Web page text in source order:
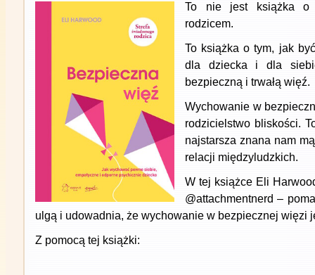
To nie jest książka o
rodzicem.
To książka o tym, jak
dla dziecka i dla
bezpieczną i trwałą więź.
Wychowanie w
rodzicielstwo bliskości.
najstarsza znana nam
relacji międzyludzkich.
W tej książce Eli
@attachmentnerd –
ulgą i udowadnia, że wychowanie w bezpiecznej więzi
Z pomocą tej książki: